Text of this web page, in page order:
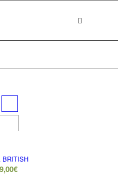
cupones
BRITISH
€